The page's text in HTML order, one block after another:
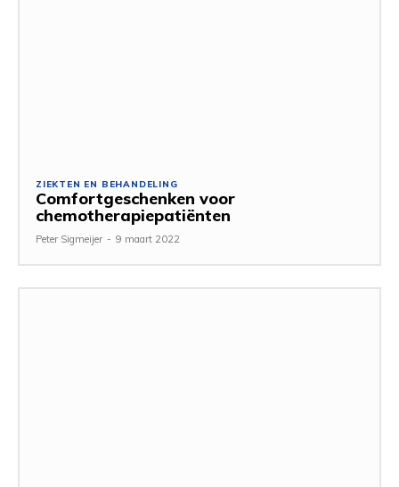
ZIEKTEN EN BEHANDELING
Comfortgeschenken voor
chemotherapiepatiënten
Peter Sigmeijer - 9 maart 2022